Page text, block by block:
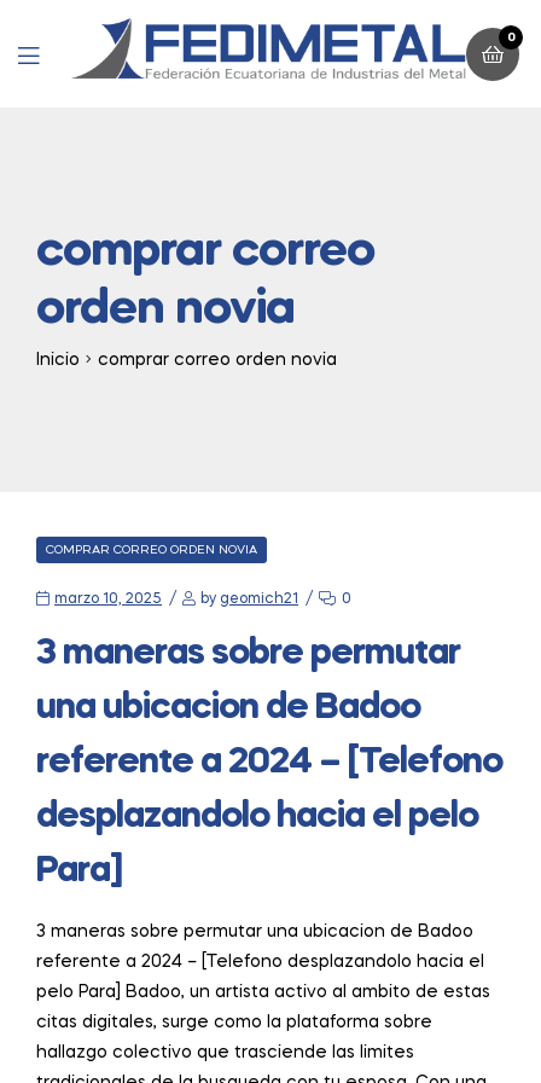
Menu
0
comprar correo
orden novia
Inicio comprar correo orden novia
CATEGORIES
COMPRAR CORREO ORDEN NOVIA
marzo 10, 2025 by geomich21 0
3 maneras sobre permutar
una ubicacion de Badoo
referente a 2024 – [Telefono
desplazandolo hacia el pelo
Para]
3 maneras sobre permutar una ubicacion de Badoo
referente a 2024 – [Telefono desplazandolo hacia el
pelo Para] Badoo, un artista activo al ambito de estas
citas digitales, surge como la plataforma sobre
hallazgo colectivo que trasciende las limites